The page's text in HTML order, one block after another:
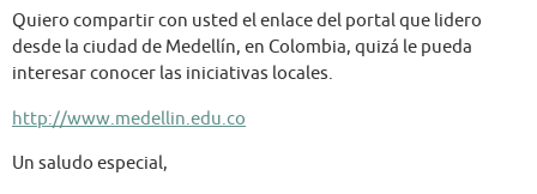
Quiero compartir con usted el enlace del portal que lidero
desde la ciudad de Medellín, en Colombia, quizá le pueda
interesar conocer las iniciativas locales.
http://www.medellin.edu.co
Un saludo especial,